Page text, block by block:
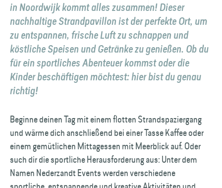
in Noordwijk kommt alles zusammen! Dieser
nachhaltige Strandpavillon ist der perfekte Ort, um
zu entspannen, frische Luft zu schnappen und
köstliche Speisen und Getränke zu genießen. Ob du
für ein sportliches Abenteuer kommst oder die
Kinder beschäftigen möchtest: hier bist du genau
richtig!
Beginne deinen Tag mit einem flotten Strandspaziergang
und wärme dich anschließend bei einer Tasse Kaffee oder
einem gemütlichen Mittagessen mit Meerblick auf. Oder
such dir die sportliche Herausforderung aus: Unter dem
Namen Nederzandt Events werden verschiedene